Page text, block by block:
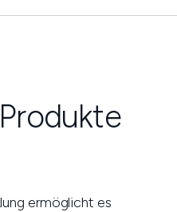
ermöglicht es